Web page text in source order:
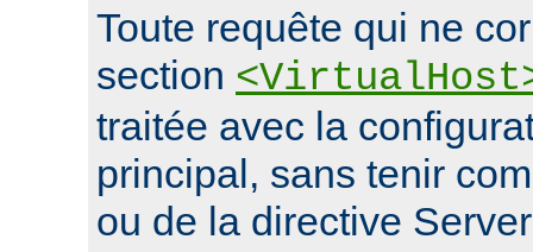
Toute requête qui ne
section
traitée avec la
principal, sans tenir
ou de la directive